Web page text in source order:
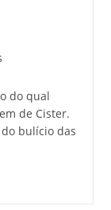
do qual
de Cister.
bulício das